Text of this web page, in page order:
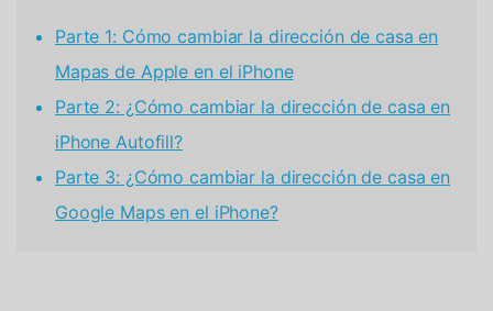
Parte 1: Cómo cambiar la dirección de casa en
Mapas de Apple en el iPhone
Parte 2: ¿Cómo cambiar la dirección de casa en
iPhone Autofill?
Parte 3: ¿Cómo cambiar la dirección de casa en
Google Maps en el iPhone?